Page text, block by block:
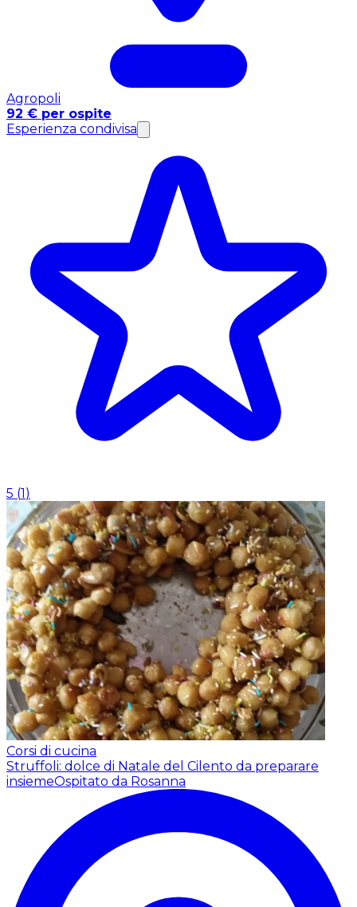
Agropoli
92 € per ospite
Esperienza condivisa
5 (1)
Corsi di cucina
Struffoli: dolce di Natale del Cilento da preparare
insiemeOspitato da Rosanna